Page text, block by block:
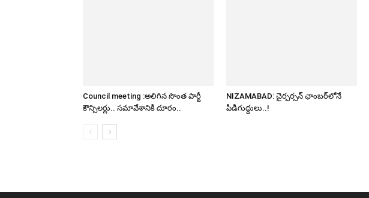
Council meeting :అలిగిన సొంత పార్టీ
కౌన్సిలర్లు.. సమావేశానికి దూరం..
NIZAMABAD: చైర్పర్సన్ ఛాంబర్‌లోనే
పిడిగుద్దులు..!